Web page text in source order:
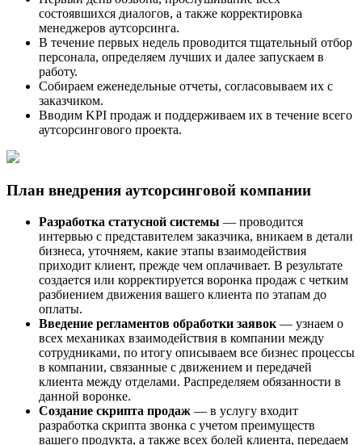
состоявшихся диалогов, а также корректировка
менеджеров аутсорсинга.
В течение первых недель проводится тщательный отбор
персонала, определяем лучших и далее запускаем в
работу.
Собираем еженедельные отчеты, согласовываем их с
заказчиком.
Вводим KPI продаж и поддерживаем их в течение всего
аутсорсингового проекта.
План внедрения аутсорсинговой компании
Разработка статусной системы — проводится
интервью с представителем заказчика, вникаем в детали
бизнеса, уточняем, какие этапы взаимодействия
приходит клиент, прежде чем оплачивает. В результате
создается или корректируется воронка продаж с четким
разбиением движения вашего клиента по этапам до
оплаты.
Введение регламентов обработки заявок — узнаем о
всех механиках взаимодействия в компании между
сотрудниками, по итогу описываем все бизнес процессы
в компании, связанные с движением и передачей
клиента между отделами. Распределяем обязанности в
данной воронке.
Создание скрипта продаж — в услугу входит
разработка скрипта звонка с учетом преимуществ
вашего продукта, а также всех болей клиента, передаем